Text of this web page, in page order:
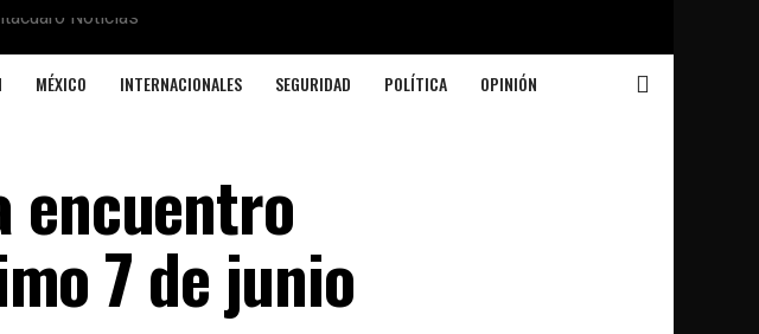
MÉXICO INTERNACIONALES SEGURIDAD POLÍTICA OPINIÓN
encuentro
7 de junio